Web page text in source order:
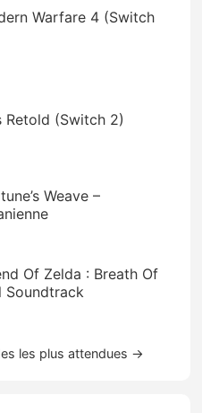
Warfare 4 (Switch
Retold (Switch 2)
Weave –
Of Zelda : Breath Of
Soundtrack
les plus attendues →